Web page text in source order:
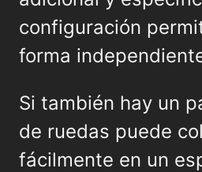
configuración
forma
Si también hay un
de ruedas puede
fácilmente en un